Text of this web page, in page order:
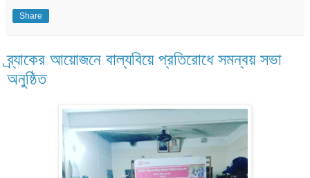
Share
ব্র্যাকের আয়োজনে বাল্যবিয়ে প্রতিরোধে সমন্বয় সভা
অনুষ্ঠিত